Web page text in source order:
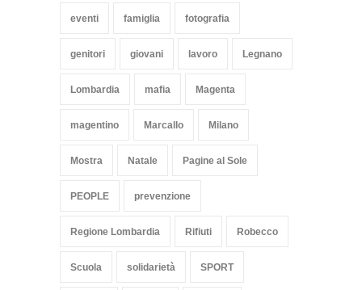
eventi famiglia fotografia
genitori giovani lavoro Legnano
Lombardia mafia Magenta
magentino Marcallo Milano
Mostra Natale Pagine al Sole
PEOPLE prevenzione
Regione Lombardia Rifiuti Robecco
Scuola solidarietà SPORT